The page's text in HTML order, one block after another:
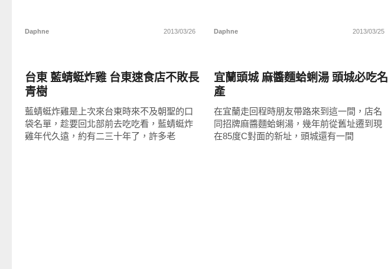
Daphne 2013/03/26 Daphne 2013/03/25
台東 藍蜻蜓炸雞 台東速食店不敗長
青樹
藍蜻蜓炸雞是上次來台東時來不及朝聖的口
袋名單，趁要回北部前去吃吃看，藍蜻蜓炸
雞年代久遠，約有二三十年了，許多老
宜蘭頭城 麻醬麵蛤蜊湯 頭城必吃名
產
在宜蘭走回程時朋友帶路來到這一間，店名
同招牌麻醬麵蛤蜊湯，幾年前從舊址遷到現
在85度C對面的新址，頭城還有一間